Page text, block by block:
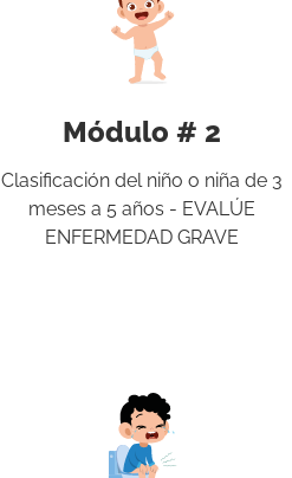
Módulo # 2
Clasificación del niño o niña de 3
meses a 5 años - EVALÚE
ENFERMEDAD GRAVE